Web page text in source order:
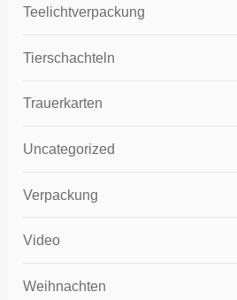
Teelichtverpackung
Tierschachteln
Trauerkarten
Uncategorized
Verpackung
Video
Weihnachten